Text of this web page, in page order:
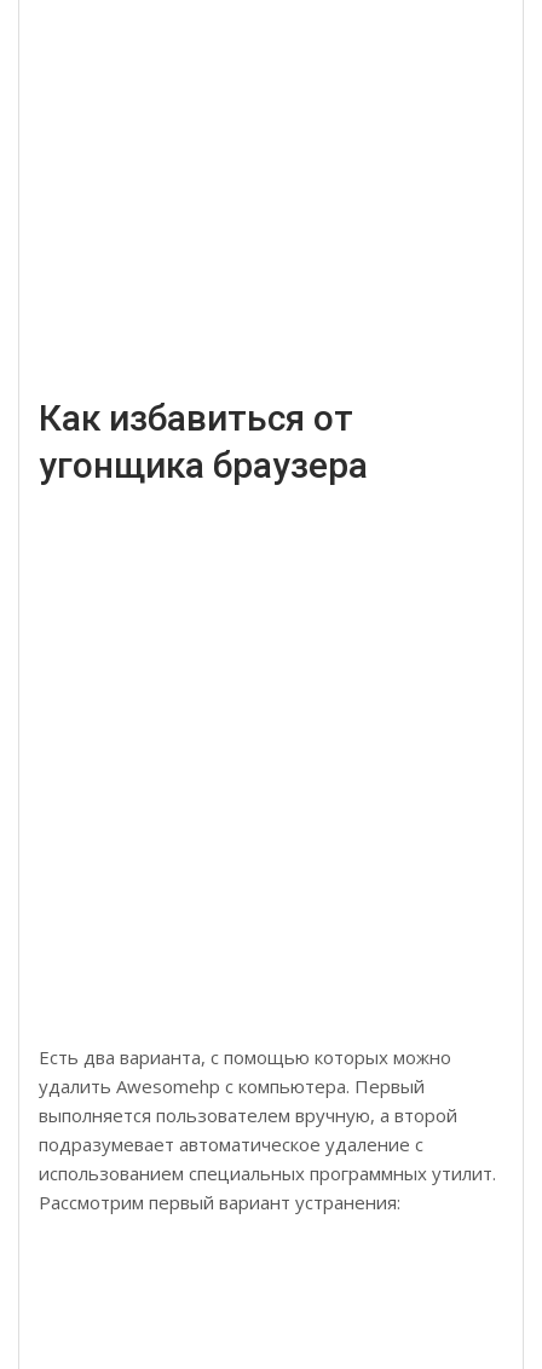
Как избавиться от
угонщика браузера
Есть два варианта, с помощью которых можно
удалить Awesomehp с компьютера. Первый
выполняется пользователем вручную, а второй
подразумевает автоматическое удаление с
использованием специальных программных утилит.
Рассмотрим первый вариант устранения: